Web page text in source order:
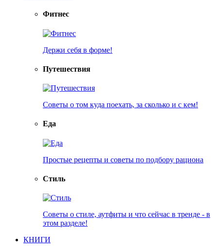
Фитнес
Держи себя в форме!
Путешествия
Советы о том куда поехать, за сколько и с кем!
Еда
Простые рецепты и советы по подбору рациона
Стиль
Советы о стиле, аутфиты и что сейчас в тренде - в
этом разделе!
КНИГИ